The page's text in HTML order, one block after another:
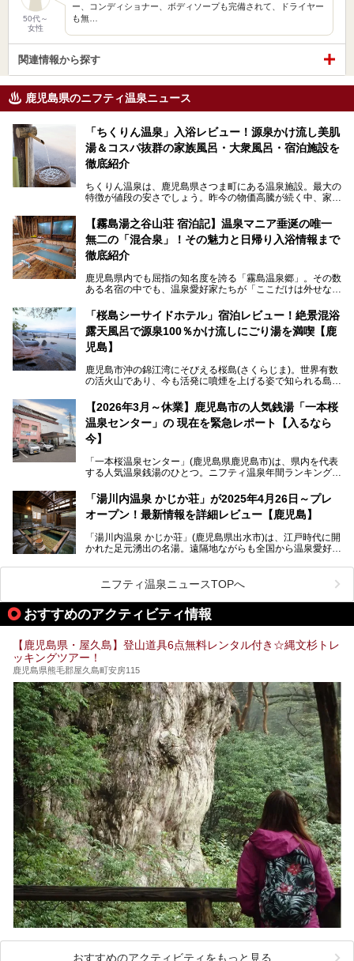
50代～
女性
ー、コンディショナー、ボディソープも完備されて、ドライヤー
も無…
関連情報から探す
鹿児島県のニフティ温泉ニュース
「ちくりん温泉」入浴レビュー！源泉かけ流し美肌
湯＆コスパ抜群の家族風呂・大衆風呂・宿泊施設を
徹底紹介
ちくりん温泉は、鹿児島県さつま町にある温泉施設。最大の
特徴が値段の安さでしょう。昨今の物価高騰が続く中、家族
4,000円～、と驚くべき価格を維持。
さらに、源泉100％かけ流しのツルツル美肌湯を堪能できる
点にも注目すべき。30年以上全国の温泉を巡った筆者の経
験上、穴場中の穴場と言っても決して過言ではありません。
今回は「ちくりん温泉」の家族風呂・大衆風呂・宿泊施設に
ついて、徹底レビューします！
【霧島湯之谷山荘 宿泊記】温泉マニア垂涎の唯一
無二の「混合泉」！その魅力と日帰り入浴情報まで
徹底紹介
鹿児島県内でも屈指の知名度を誇る「霧島温泉郷」。その数
ある名宿の中でも、温泉愛好家たちが「ここだけは外せな
山荘）」です。
最大の魅力は、ここでしか体験できない絶妙なバランスの
「自噴混合泉」。今回は、その極上の湯を心ゆくまで堪能す
べく宿泊し、実際に感じたお湯のちからと宿の魅力を詳しく
レポートします。
また、気軽に立ち寄りたい方のための「日帰り入浴情報」も
併せて解説。温泉マニアをも唸らせる“生きたお湯”の正体に
迫ります。
「桜島シーサイドホテル」宿泊レビュー！絶景混浴
露天風呂で源泉100％かけ流しにごり湯を満喫【鹿
児島】
鹿児島市沖の錦江湾にそびえる桜島(さくらじま)。世界有数
の活火山であり、今も活発に噴煙を上げる姿で知られる島で
ートホテル。最大の魅力が、錦江湾に面した絶景混浴露天風
呂でしょう。源泉100％かけ流しのにごり湯は、多くの温泉
ファンを魅了する存在です。
今回筆者自ら宿泊。桜島シーサイドホテルの“温泉”はじめ、
食事やアクセスなど詳細レビューします。
【2026年3月～休業】鹿児島市の人気銭湯「一本桜
温泉センター」の 現在を緊急レポート【入るなら
今】
「一本桜温泉センター」(鹿児島県鹿児島市)は、県内を代表
する人気温泉銭湯のひとつ。ニフティ温泉年間ランキング2
営業なので、就寝前の入浴や寝起き一番の朝湯など利便性が
抜群！ 多くの常連客やファンでいつも賑わっています。し
かし建物の老朽化に伴い、2026年2月28日24時をもって休
は約2年後を予定しています。
「湯川内温泉 かじか荘」が2025年4月26日～プレ
オープン！最新情報を詳細レビュー【鹿児島】
「湯川内温泉 かじか荘」(鹿児島県出水市)は、江戸時代に開
かれた足元湧出の名湯。遠隔地ながらも全国から温泉愛好家
いえる存在です。2023年にいったん閉館しましたが、その
後経営が変わり、復旧作業を実施。2025年4月26日に日帰
り入浴施設としてプレオープンしました。
乗り込みましたが、今回もオープン前日から初日にかけて現
地訪問。リニューアルした浴室・最新情報を中心に、以前と
の相違点や注意事項などを詳細レビューします。
ニフティ温泉ニュースTOPへ
おすすめのアクティビティ情報
【鹿児島県・屋久島】登山道具6点無料レンタル付き☆縄文杉トレ
ッキングツアー！
鹿児島県熊毛郡屋久島町安房115
おすすめのアクティビティをもっと見る